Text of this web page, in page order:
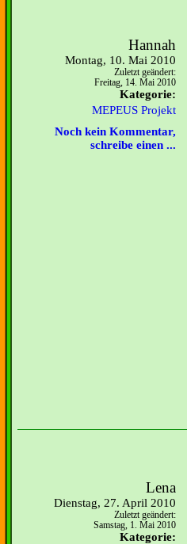
Hannah
Montag, 10. Mai 2010
Zuletzt geändert:
Freitag, 14. Mai 2010
Kategorie:
MEPEUS Projekt
Noch kein Kommentar,
schreibe einen ...
Lena
Dienstag, 27. April 2010
Zuletzt geändert:
Samstag, 1. Mai 2010
Kategorie: